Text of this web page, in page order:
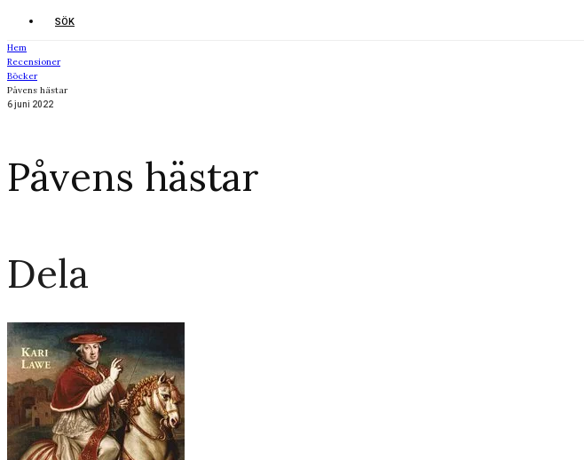
SÖK
Hem
Recensioner
Böcker
Påvens hästar
6 juni 2022
Påvens hästar
Dela